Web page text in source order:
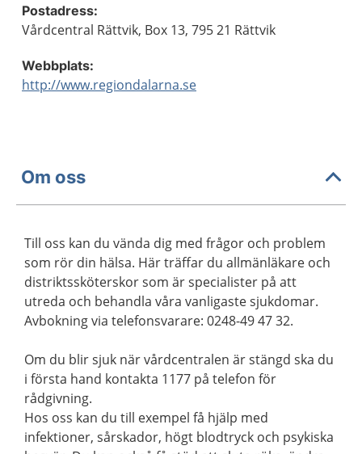
Postadress:
Vårdcentral Rättvik, Box 13, 795 21 Rättvik
Webbplats:
http://www.regiondalarna.se
Om oss
Till oss kan du vända dig med frågor och problem
som rör din hälsa. Här träffar du allmänläkare och
distriktssköterskor som är specialister på att
utreda och behandla våra vanligaste sjukdomar.
Avbokning via telefonsvarare: 0248-49 47 32.
Om du blir sjuk när vårdcentralen är stängd ska du
i första hand kontakta 1177 på telefon för
rådgivning.
Hos oss kan du till exempel få hjälp med
infektioner, sårskador, högt blodtryck och psykiska